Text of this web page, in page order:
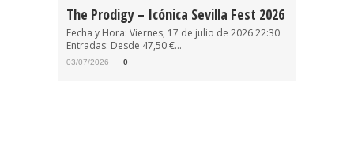
The Prodigy – Icónica Sevilla Fest 2026
Fecha y Hora: Viernes, 17 de julio de 2026 22:30
Entradas: Desde 47,50 €...
03/07/2026 0